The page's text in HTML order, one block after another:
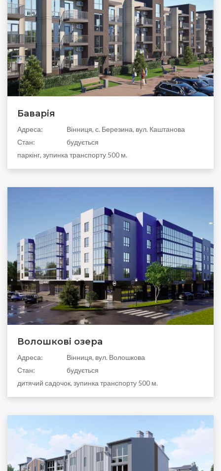
Баварія
Адреса:
Вінниця, с. Березина, вул. Каштанова
Стан:
будується
паркінг, зупинка транспорту 500 м.
Волошкові озера
Адреса:
Вінниця, вул. Волошкова
Стан:
будується
дитячий садочок, зупинка транспорту 500 м.